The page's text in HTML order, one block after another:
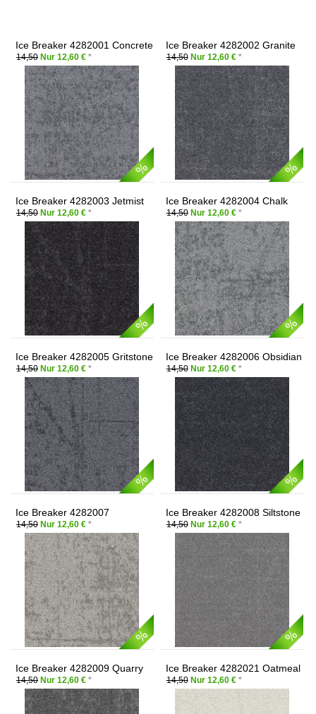
Ice Breaker 4282001 Concrete
14,50 Nur 12,60 € *
Ice Breaker 4282002 Granite
14,50Nur 12,60 € *
Ice Breaker 4282003 Jetmist
14,50 Nur 12,60 € *
Ice Breaker 4282004 Chalk
14,50Nur 12,60 € *
Ice Breaker 4282005 Gritstone
14,50 Nur 12,60 € *
Ice Breaker 4282006 Obsidian
14,50Nur 12,60 € *
Ice Breaker 4282007
Claystone
14,50 Nur 12,60 € *
Ice Breaker 4282008 Siltstone
14,50Nur 12,60 € *
Ice Breaker 4282009 Quarry
14,50 Nur 12,60 € *
Ice Breaker 4282021 Oatmeal
14,50Nur 12,60 € *